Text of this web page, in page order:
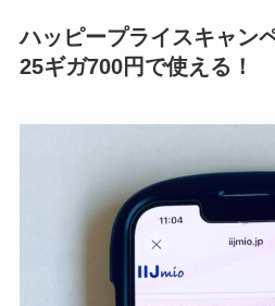
ハッピープライスキャン
25ギガ700円で使える！